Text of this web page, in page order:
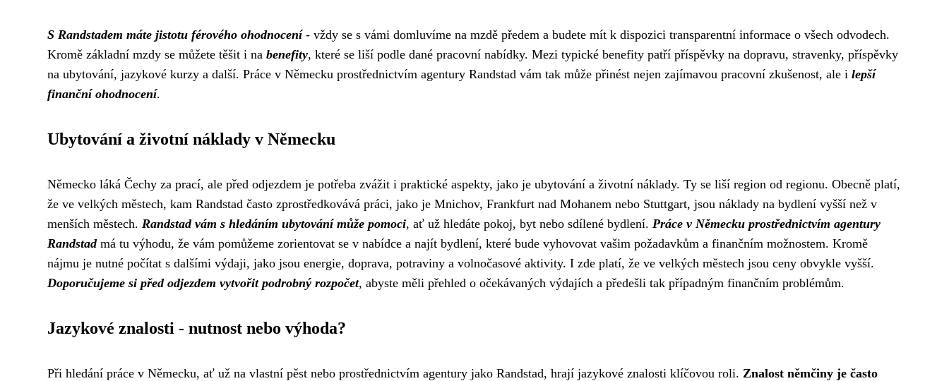
S Randstadem máte jistotu férového ohodnocení- vždy se s vámi domluvíme na mzdě předem a budete mít k dispozici transparentní informace o všech odvodech.
Kromě základní mzdy se můžete těšit i na benefity, které se liší podle dané pracovní nabídky. Mezi typické benefity patří příspěvky na dopravu, stravenky, příspěvky
na ubytování, jazykové kurzy a další. Práce v Německu prostřednictvím agentury Randstad vám tak může přinést nejen zajímavou pracovní zkušenost, ale i lepší
finanční ohodnocení.
Ubytování a životní náklady v Německu
Německo láká Čechy za prací, ale před odjezdem je potřeba zvážit i praktické aspekty, jako je ubytování a životní náklady. Ty se liší region od regionu. Obecně platí,
že ve velkých městech, kam Randstad často zprostředkovává práci, jako je Mnichov, Frankfurt nad Mohanem nebo Stuttgart, jsou náklady na bydlení vyšší než v
menších městech. Randstad vám s hledáním ubytování může pomoci, ať už hledáte pokoj, byt nebo sdílené bydlení. Práce v Německu prostřednictvím agentury
Randstadmá tu výhodu, že vám pomůžeme zorientovat se v nabídce a najít bydlení, které bude vyhovovat vašim požadavkům a finančním možnostem. Kromě
nájmu je nutné počítat s dalšími výdaji, jako jsou energie, doprava, potraviny a volnočasové aktivity. I zde platí, že ve velkých městech jsou ceny obvykle vyšší.
Doporučujeme si před odjezdem vytvořit podrobný rozpočet, abyste měli přehled o očekávaných výdajích a předešli tak případným finančním problémům.
Jazykové znalosti - nutnost nebo výhoda?
Při hledání práce v Německu, ať už na vlastní pěst nebo prostřednictvím agentury jako Randstad, hrají jazykové znalosti klíčovou roli. Znalost němčiny je často